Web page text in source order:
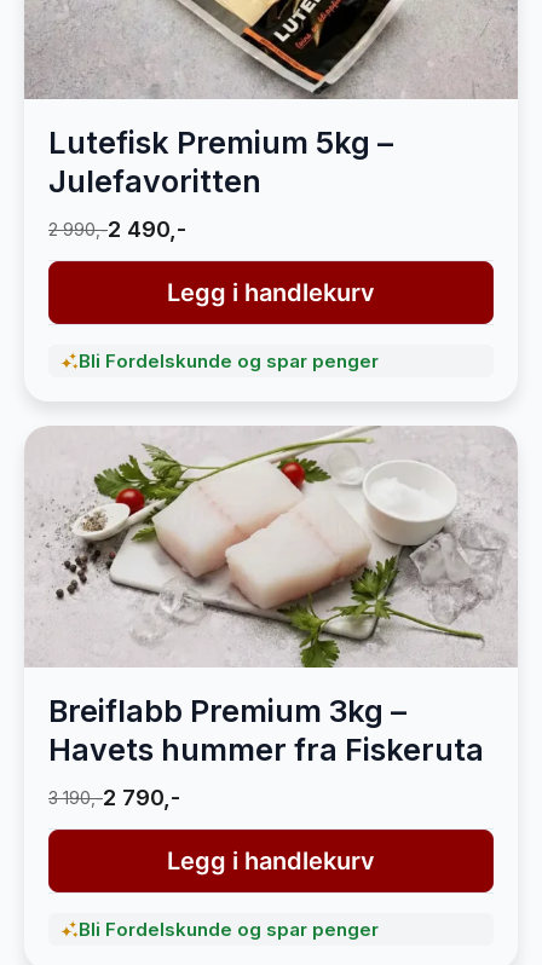
Lutefisk Premium 5kg –
Julefavoritten
2 990,-2 490,-
Legg i handlekurv
Bli Fordelskunde og spar penger
Breiflabb Premium 3kg –
Havets hummer fra Fiskeruta
3 190,-2 790,-
Legg i handlekurv
Bli Fordelskunde og spar penger